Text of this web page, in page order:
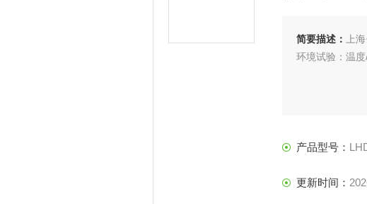
简要描述：
上
环境试验：温
产品型号：
更新时间：